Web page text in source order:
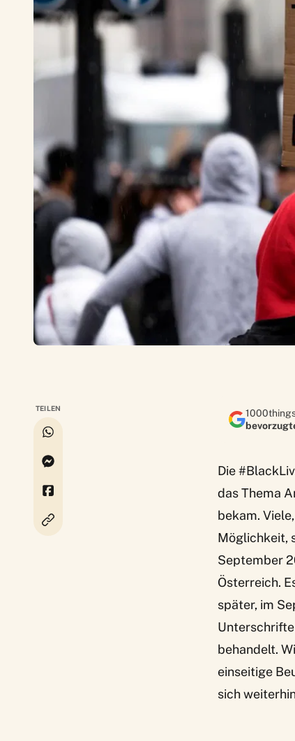
TEILEN
Die
das Thema
bekam.
Möglichkeit,
September
Österreich.
später, im
behandelt.
einseitige
sich